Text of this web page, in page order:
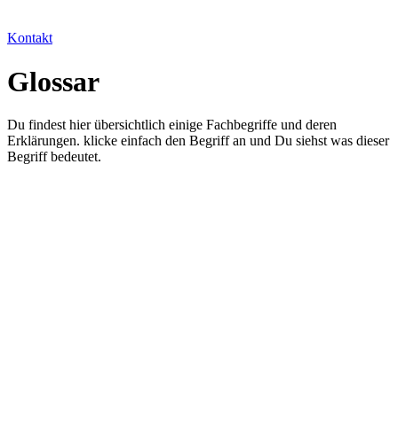
Kontakt
Glossar
Du findest hier übersichtlich einige Fachbegriffe und deren
Erklärungen. klicke einfach den Begriff an und Du siehst was dieser
Begriff bedeutet.